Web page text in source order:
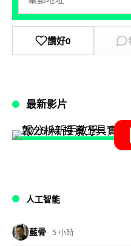
讚好0
最新影片
人工智能
藍骨 5 小時